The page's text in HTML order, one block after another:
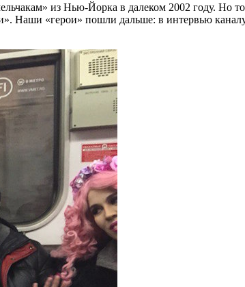
из Нью-Йорка в далеком 2002 году. Но
Наши «герои» пошли дальше: в интервью